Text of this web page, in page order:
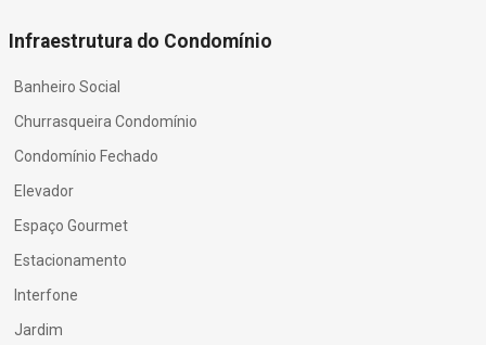
Infraestrutura do Condomínio
Banheiro Social
Churrasqueira Condomínio
Condomínio Fechado
Elevador
Espaço Gourmet
Estacionamento
Interfone
Jardim